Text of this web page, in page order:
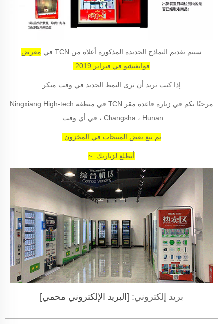
سيتم تقديم النماذج الجديدة المذكورة أعلاه من TCN في
معرض
قوانغتشو في فبراير 2019.
إذا كنت تريد أن ترى النمط الجديد في وقت مبكر
مرحبًا بكم في زيارة قاعدة مقر TCN في منطقة Ningxiang High-tech
، Changsha ، Hunan في أي وقت.
تم بيع بعض المنتجات في المخزون.
أتطلع لزيارتك. ~
بريد إلكتروني: [البريد الإلكتروني محمي]